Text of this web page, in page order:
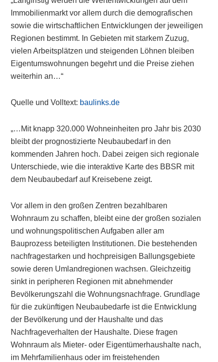
Immobilienmarkt vor allem durch die demografischen
sowie die wirtschaftlichen Entwicklungen der jeweiligen
Regionen bestimmt. In Gebieten mit starkem Zuzug,
vielen Arbeitsplätzen und steigenden Löhnen bleiben
Eigentumswohnungen begehrt und die Preise ziehen
weiterhin an…“
Quelle und Volltext: baulinks.de
„…Mit knapp 320.000 Wohneinheiten pro Jahr bis 2030
bleibt der prognostizierte Neubaubedarf in den
kommenden Jahren hoch. Dabei zeigen sich regionale
Unterschiede, wie die interaktive Karte des BBSR mit
dem Neubaubedarf auf Kreisebene zeigt.
Vor allem in den großen Zentren bezahlbaren
Wohnraum zu schaffen, bleibt eine der großen sozialen
und wohnungspolitischen Aufgaben aller am
Bauprozess beteiligten Institutionen. Die bestehenden
nachfragestarken und hochpreisigen Ballungsgebiete
sowie deren Umlandregionen wachsen. Gleichzeitig
sinkt in peripheren Regionen mit abnehmender
Bevölkerungszahl die Wohnungsnachfrage. Grundlage
für die zukünftigen Neubaubedarfe ist die Entwicklung
der Bevölkerung und der Haushalte und das
Nachfrageverhalten der Haushalte. Diese fragen
Wohnraum als Mieter- oder Eigentümerhaushalte nach,
im Mehrfamilienhaus oder im freistehenden